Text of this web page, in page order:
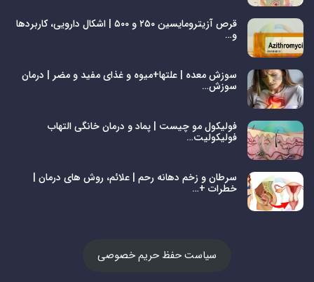
قرص آزیترومایسین ۲۵۰ و ۵۰۰ | اشکال دارویی، کاربردها
و…
سوزش معده | علتها+میوه و غذای مفید و مضر | درمان
سوزش…
فولیکول مو چیست | پماد و درمان خانگی التهاب
فولیکولیت…
سرطان و زخم دهانه رحم | علائم، روش های درمان |
خطرات +…
سیاست حفظ حریم خصوصی